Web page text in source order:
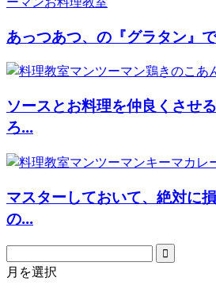
あっつあつ、の『グラタン』
ソースとお料理を仲良くさせ
ろ...
マスターしておいて、絶対に
の...
月を選択